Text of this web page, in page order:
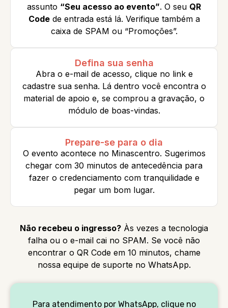
assunto “Seu acesso ao evento”. O seu QR
Codede entrada está lá. Verifique também a
caixa de SPAM ou “Promoções”.
Defina sua senha
Abra o e-mail de acesso, clique no link e
cadastre sua senha. Lá dentro você encontra o
material de apoio e, se comprou a gravação, o
módulo de boas-vindas.
Prepare-se para o dia
O evento acontece no Minascentro. Sugerimos
chegar com 30 minutos de antecedência para
fazer o credenciamento com tranquilidade e
pegar um bom lugar.
Não recebeu o ingresso? Às vezes a tecnologia
falha ou o e-mail cai no SPAM. Se você não
encontrar o QR Code em 10 minutos, chame
nossa equipe de suporte no WhatsApp.
Para atendimento por WhatsApp, clique no